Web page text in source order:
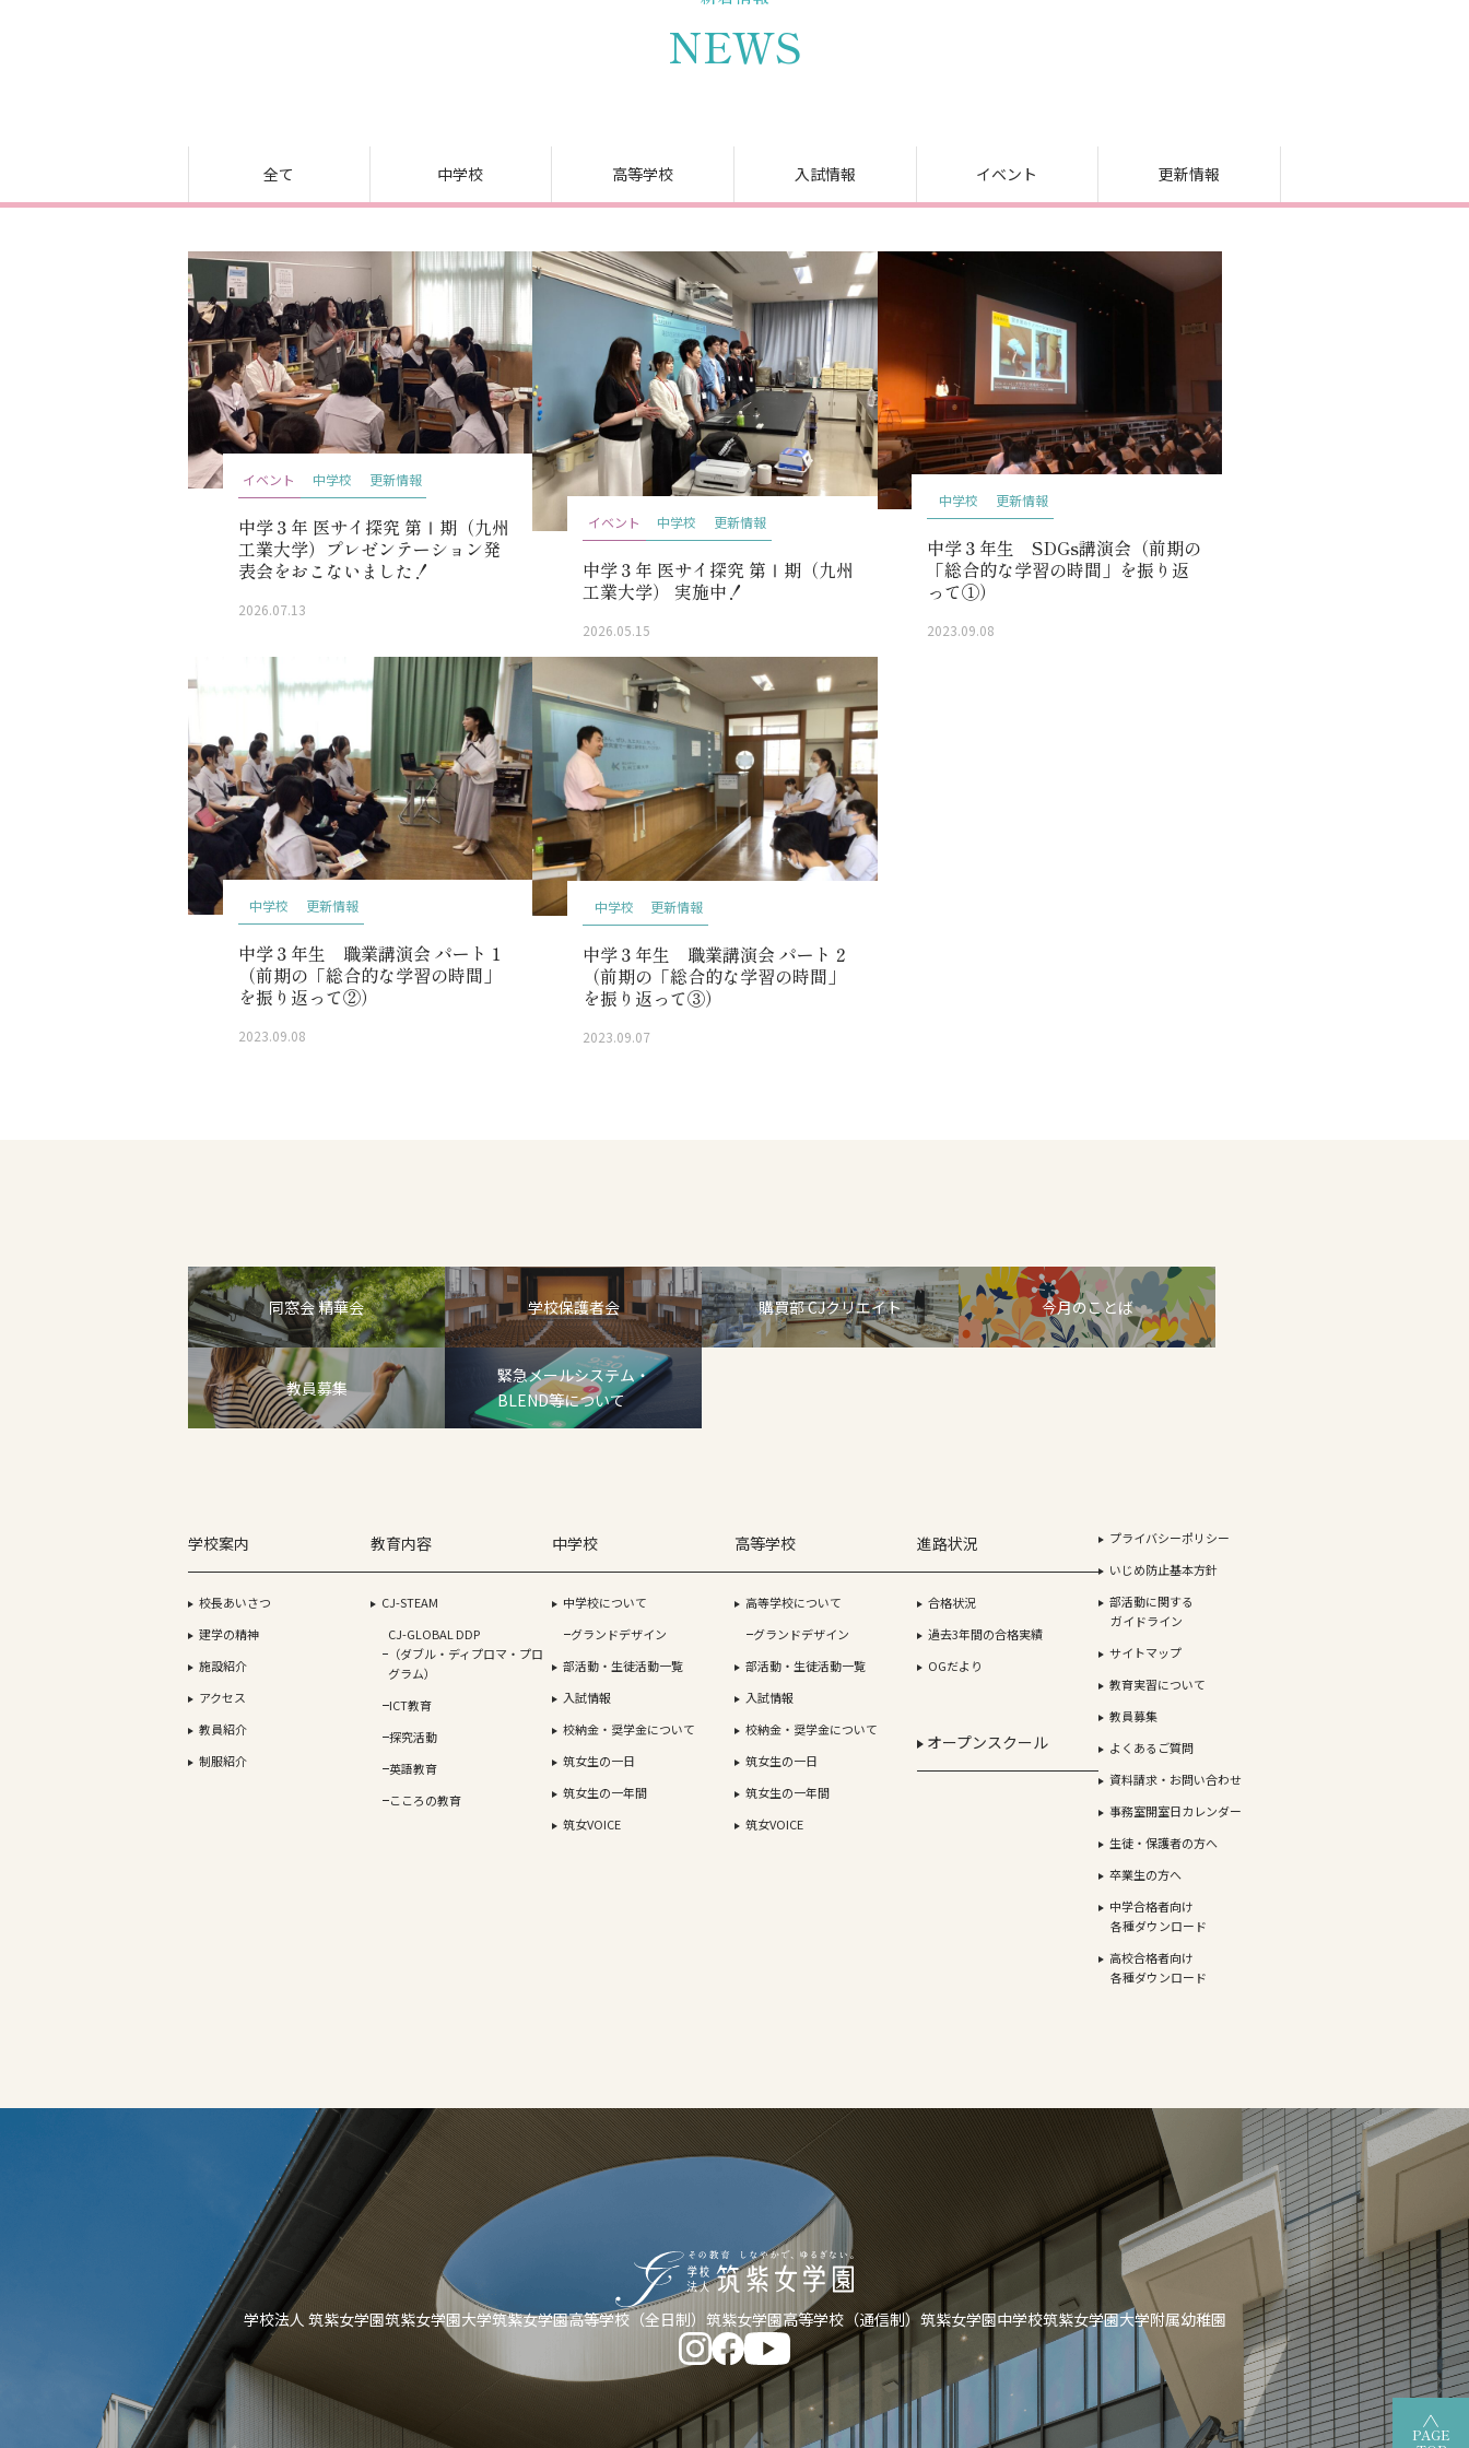
NEWS
全て 中学校 高等学校 入試情報 イベント 更新情報
イベント 中学校 更新情報
中学３年 医サイ探究 第Ⅰ期（九州
工業大学）プレゼンテーション発
表会をおこないました！
2026.07.13
イベント 中学校 更新情報
中学３年 医サイ探究 第Ⅰ期（九州
工業大学） 実施中！
2026.05.15
中学校 更新情報
中学３年生 SDGs講演会（前期の
「総合的な学習の時間」を振り返
って①）
2023.09.08
中学校 更新情報
中学３年生 職業講演会 パート１
（前期の「総合的な学習の時間」
を振り返って②）
2023.09.08
中学校 更新情報
中学３年生 職業講演会 パート２
（前期の「総合的な学習の時間」
を振り返って③）
2023.09.07
PAGE
同窓会 精華会 学校保護者会 購買部 CJクリエイト 今月のことば
教員募集
緊急メールシステム・
BLEND等について
学校案内
校長あいさつ
建学の精神
施設紹介
アクセス
教員紹介
制服紹介
教育内容
CJ-STEAM
CJ-GLOBAL DDP
（ダブル・ディプロマ・プロ
グラム）
ICT教育
探究活動
英語教育
こころの教育
中学校
中学校について
グランドデザイン
部活動・生徒活動一覧
入試情報
校納金・奨学金について
筑女生の一日
筑女生の一年間
筑女VOICE
高等学校
高等学校について
グランドデザイン
部活動・生徒活動一覧
入試情報
校納金・奨学金について
筑女生の一日
筑女生の一年間
筑女VOICE
進路状況
合格状況
過去3年間の合格実績
OGだより
オープンスクール
プライバシーポリシー
いじめ防止基本方針
部活動に関する
ガイドライン
サイトマップ
教育実習について
教員募集
よくあるご質問
資料請求・お問い合わせ
事務室開室日カレンダー
生徒・保護者の方へ
卒業生の方へ
中学合格者向け
各種ダウンロード
高校合格者向け
各種ダウンロード
学校法人 筑紫女学園筑紫女学園大学筑紫女学園高等学校（全日制） 筑紫女学園高等学校（通信制） 筑紫女学園中学校筑紫女学園大学附属幼稚園